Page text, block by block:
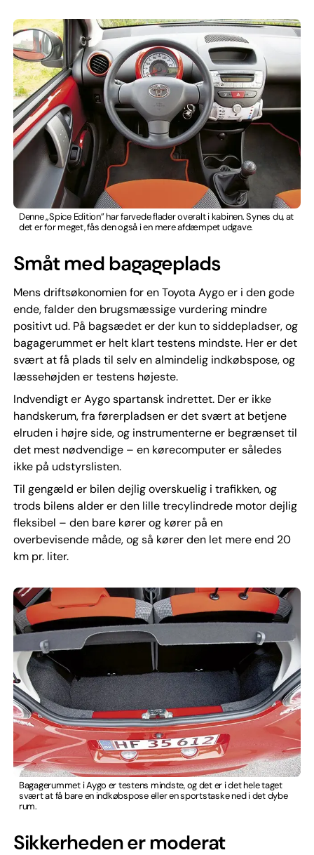
Denne „Spice Edition” har farvede flader overalt i kabinen. Synes du, at
det er for meget, fås den også i en mere afdæmpet udgave.
Småt med bagageplads
Mens driftsøkonomien for en Toyota Aygo er i den gode
ende, falder den brugsmæssige vurdering mindre
positivt ud. På bagsædet er der kun to siddepladser, og
bagagerummet er helt klart testens mindste. Her er det
svært at få plads til selv en almindelig indkøbspose, og
læssehøjden er testens højeste.
Indvendigt er Aygo spartansk indrettet. Der er ikke
handskerum, fra førerpladsen er det svært at betjene
elruden i højre side, og instrumenterne er begrænset til
det mest nødvendige – en kørecomputer er således
ikke på udstyrslisten.
Til gengæld er bilen dejlig overskuelig i trafikken, og
trods bilens alder er den lille trecylindrede motor dejlig
fleksibel – den bare kører og kører på en
overbevisende måde, og så kører den let mere end 20
km pr. liter.
Bagagerummet i Aygo er testens mindste, og det er i det hele taget
svært at få bare en indkøbspose eller en sportstaske ned i det dybe
rum.
Sikkerheden er moderat